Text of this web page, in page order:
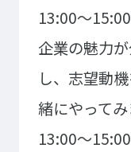
キャリア支
卒業生の紹介
キャンパス
イベント・行事
13:00～
企業の魅力
し、志望動
緒にやってみ
13:00～